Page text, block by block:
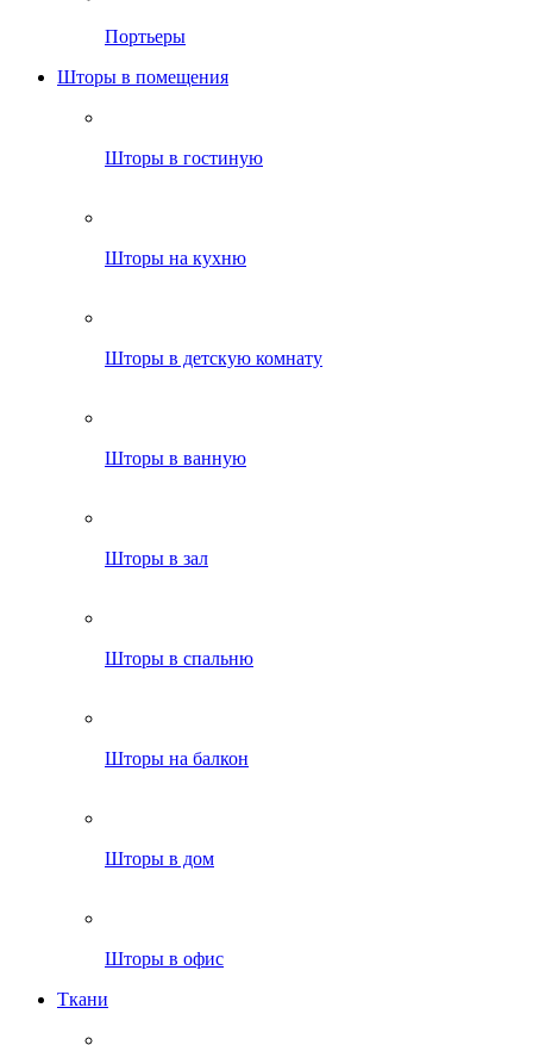
Портьеры
Шторы в помещения
Шторы в гостиную
Шторы на кухню
Шторы в детскую комнату
Шторы в ванную
Шторы в зал
Шторы в спальню
Шторы на балкон
Шторы в дом
Шторы в офис
Ткани